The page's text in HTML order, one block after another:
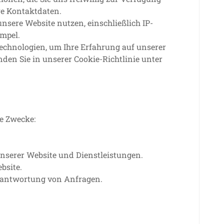
Kontaktdaten.
Website nutzen, einschließlich IP-
um Ihre Erfahrung auf unserer
Sie in unserer Cookie-Richtlinie unter
Zwecke:
Website und Dienstleistungen.
von Anfragen.